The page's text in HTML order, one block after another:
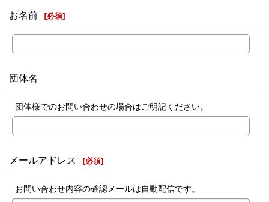
お名前 [必須]
団体名
団体様でのお問い合わせの場合はご明記ください。
メールアドレス [必須]
お問い合わせ内容の確認メールは自動配信です。